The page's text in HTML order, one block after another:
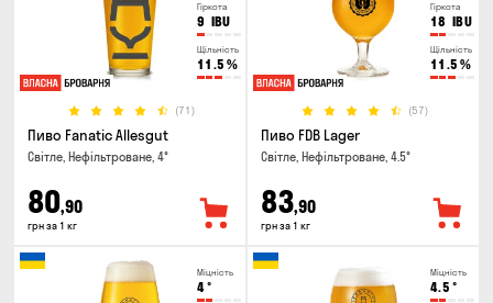
Гіркота
9 IBU
Щільність
11.5 %
(71)
Пиво Fanatic Allesgut
Світле, Нефільтроване, 4°
80,90
грн за 1 кг
Гіркота
18 IBU
Щільність
11.5 %
(57)
Пиво FDB Lager
Світле, Нефільтроване, 4.5°
83,90
грн за 1 кг
Міцність
4°
Міцність
4.5 °